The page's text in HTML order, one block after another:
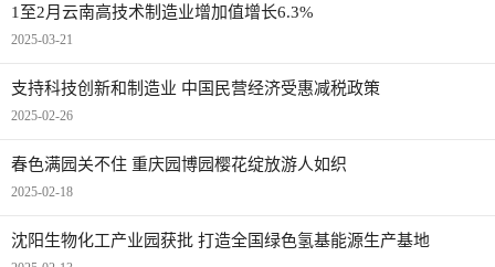
1至2月云南高技术制造业增加值增长6.3%
2025-03-21
支持科技创新和制造业 中国民营经济受惠减税政策
2025-02-26
春色满园关不住 重庆园博园樱花绽放游人如织
2025-02-18
沈阳生物化工产业园获批 打造全国绿色氢基能源生产基地